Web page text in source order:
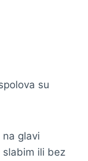
su
glavi
slabim ili bez